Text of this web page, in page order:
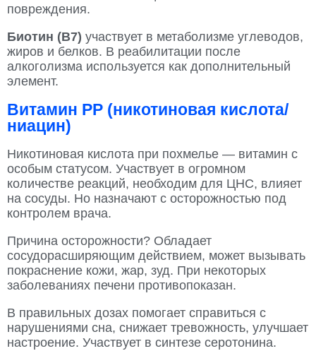
повреждения.
Биотин (В7) участвует в метаболизме углеводов,
жиров и белков. В реабилитации после
алкоголизма используется как дополнительный
элемент.
Витамин PP (никотиновая кислота/
ниацин)
Никотиновая кислота при похмелье — витамин с
особым статусом. Участвует в огромном
количестве реакций, необходим для ЦНС, влияет
на сосуды. Но назначают с осторожностью под
контролем врача.
Причина осторожности? Обладает
сосудорасширяющим действием, может вызывать
покраснение кожи, жар, зуд. При некоторых
заболеваниях печени противопоказан.
В правильных дозах помогает справиться с
нарушениями сна, снижает тревожность, улучшает
настроение. Участвует в синтезе серотонина.